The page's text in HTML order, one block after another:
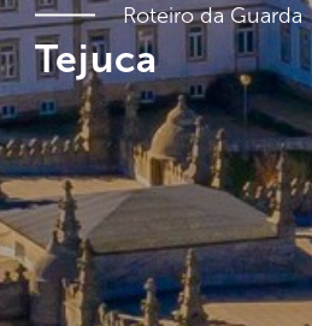
Roteiro da Guarda
Tejuca